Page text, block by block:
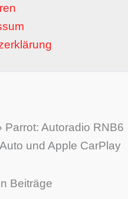
Parrot: Autoradio RNB6
und Apple CarPlay
Beiträge